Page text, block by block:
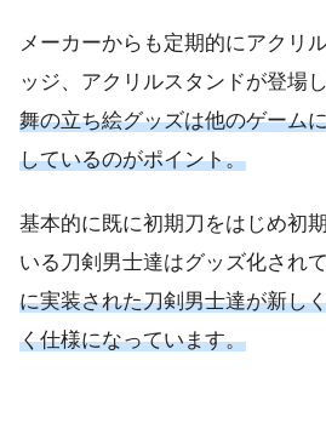
メーカーからも定期的にアクリ
ッジ、アクリルスタンドが登場
舞の立ち絵グッズは他のゲーム
しているのがポイント。
基本的に既に初期刀をはじめ初
いる刀剣男士達はグッズ化されて
に実装された刀剣男士達が新し
く仕様になっています。